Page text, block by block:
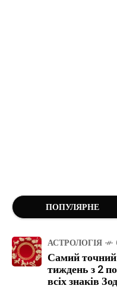
ПОПУЛЯРНЕ
АСТРОЛОГІЯ
Самий
тиждень з 2
всіх знаків